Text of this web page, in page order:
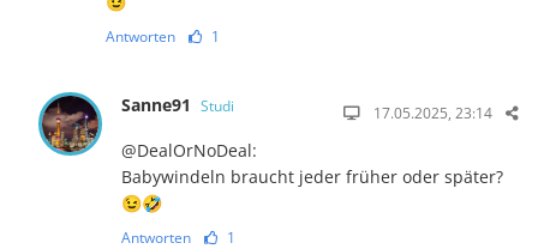
Antworten 1
Sanne91 Studi 17.05.2025, 23:14
@DealOrNoDeal:
Babywindeln braucht jeder früher oder später?
😉🤣
Antworten 1